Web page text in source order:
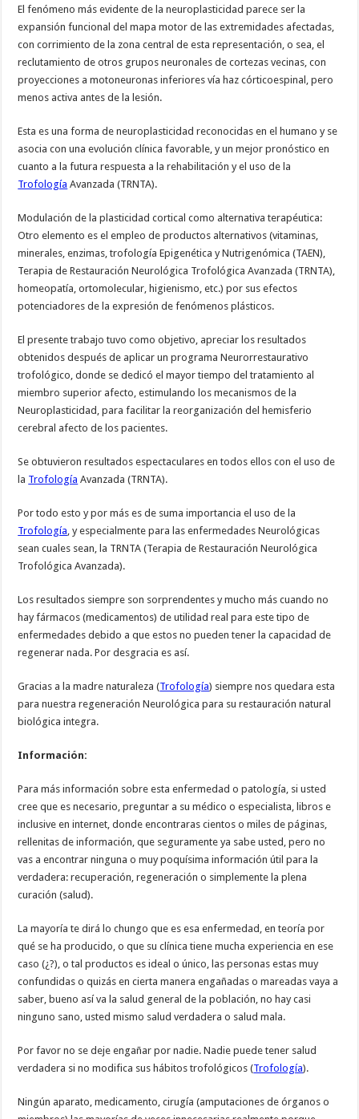
El fenómeno más evidente de la neuroplasticidad parece ser la
expansión funcional del mapa motor de las extremidades afectadas,
con corrimiento de la zona central de esta representación, o sea, el
reclutamiento de otros grupos neuronales de cortezas vecinas, con
proyecciones a motoneuronas inferiores vía haz córticoespinal, pero
menos activa antes de la lesión.
Esta es una forma de neuroplasticidad reconocidas en el humano y se
asocia con una evolución clínica favorable, y un mejor pronóstico en
cuanto a la futura respuesta a la rehabilitación y el uso de la
Trofología Avanzada (TRNTA).
Modulación de la plasticidad cortical como alternativa terapéutica:
Otro elemento es el empleo de productos alternativos (vitaminas,
minerales, enzimas, trofología Epigenética y Nutrigenómica (TAEN),
Terapia de Restauración Neurológica Trofológica Avanzada (TRNTA),
homeopatía, ortomolecular, higienismo, etc.) por sus efectos
potenciadores de la expresión de fenómenos plásticos.
El presente trabajo tuvo como objetivo, apreciar los resultados
obtenidos después de aplicar un programa Neurorrestaurativo
trofológico, donde se dedicó el mayor tiempo del tratamiento al
miembro superior afecto, estimulando los mecanismos de la
Neuroplasticidad, para facilitar la reorganización del hemisferio
cerebral afecto de los pacientes.
Se obtuvieron resultados espectaculares en todos ellos con el uso de
la Trofología Avanzada (TRNTA).
Por todo esto y por más es de suma importancia el uso de la
Trofología, y especialmente para las enfermedades Neurológicas
sean cuales sean, la TRNTA (Terapia de Restauración Neurológica
Trofológica Avanzada).
Los resultados siempre son sorprendentes y mucho más cuando no
hay fármacos (medicamentos) de utilidad real para este tipo de
enfermedades debido a que estos no pueden tener la capacidad de
regenerar nada. Por desgracia es así.
Gracias a la madre naturaleza (Trofología) siempre nos quedara esta
para nuestra regeneración Neurológica para su restauración natural
biológica integra.
Información:
Para más información sobre esta enfermedad o patología, si usted
cree que es necesario, preguntar a su médico o especialista, libros e
inclusive en internet, donde encontraras cientos o miles de páginas,
rellenitas de información, que seguramente ya sabe usted, pero no
vas a encontrar ninguna o muy poquísima información útil para la
verdadera: recuperación, regeneración o simplemente la plena
curación (salud).
La mayoría te dirá lo chungo que es esa enfermedad, en teoría por
qué se ha producido, o que su clínica tiene mucha experiencia en ese
caso (¿?), o tal productos es ideal o único, las personas estas muy
confundidas o quizás en cierta manera engañadas o mareadas vaya a
saber, bueno así va la salud general de la población, no hay casi
ninguno sano, usted mismo salud verdadera o salud mala.
Por favor no se deje engañar por nadie. Nadie puede tener salud
verdadera si no modifica sus hábitos trofológicos (Trofología).
Ningún aparato, medicamento, cirugía (amputaciones de órganos o